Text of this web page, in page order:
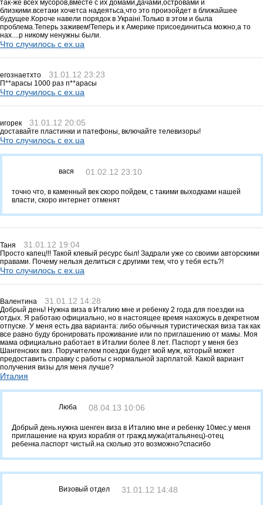
так-же всех мусоров,вместе с их домами,дачами,островами и
близкими.всетаки хочетса надеятьса,что это произойдет в ближайшее
будущее.Короче навели порядок в Украiнi.Только в этом и была
проблема.Теперь заживем!Теперь и к Америке присоединитьса можно,а то
нах....р никому ненужны были.
Что случилось с ex.ua
егознаетхто 31.01.12 23:23
П**арасы 1000 раз п**арасы
Что случилось с ex.ua
игорек 31.01.12 20:05
доставайте пластинки и патефоны, включайте телевизоры!
Что случилось с ex.ua
вася 01.02.12 23:10
точно что, в каменный век скоро пойдем, с такими выходками нашей
власти, скоро интернет отменят
Таня 31.01.12 19:04
Просто капец!!! Такой клевый ресурс был! Задрали уже со своими авторскими
правами. Почему нельзя делиться с другими тем, что у тебя есть?!
Что случилось с ex.ua
Валентина 31.01.12 14:28
Добрый день! Нужна виза в Италию мне и ребенку 2 года для поездки на
отдых. Я работаю официально, но в настоящее время нахожусь в декретном
отпуске. У меня есть два варианта: либо обычныя туристическая виза так как
все равно буду бронировать проживание или по приглашению от мамы. Моя
мама официально работает в Италии более 8 лет. Паспорт у меня без
Шангенских виз. Поручителем поездки будет мой муж, который может
предоставить справку с работы с нормальной зарплатой. Какой вариант
получения визы для меня лучше?
Италия
Люба 08.04.13 10:06
Добрый день.нужна шенген виза в Италию мне и ребенку 10мес.у меня
приглашение на круиз корабля от гражд.мужа(итальянец)-отец
ребенка.паспорт чистый.на сколько это возможно?спасибо
Визовый отдел 31.01.12 14:48